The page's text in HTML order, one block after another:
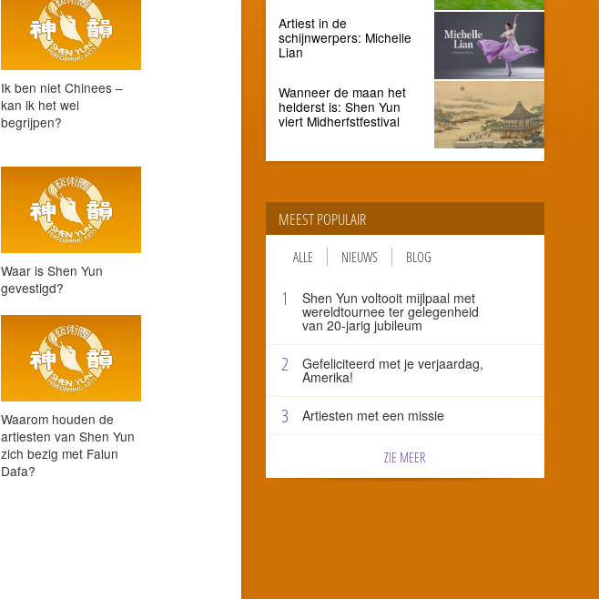
Ik ben niet Chinees –
kan ik het wel
begrijpen?
Waar is Shen Yun
gevestigd?
Waarom houden de
artiesten van Shen Yun
zich bezig met Falun
Dafa?
Artiest in de
schijnwerpers: Michelle
Lian
Wanneer de maan het
helderst is: Shen Yun
viert Midherfstfestival
MEEST POPULAIR
ALLE NIEUWS BLOG
1 Shen Yun voltooit mijlpaal met
wereldtournee ter gelegenheid
van 20-jarig jubileum
2 Gefeliciteerd met je verjaardag,
Amerika!
3 Artiesten met een missie
ZIE MEER